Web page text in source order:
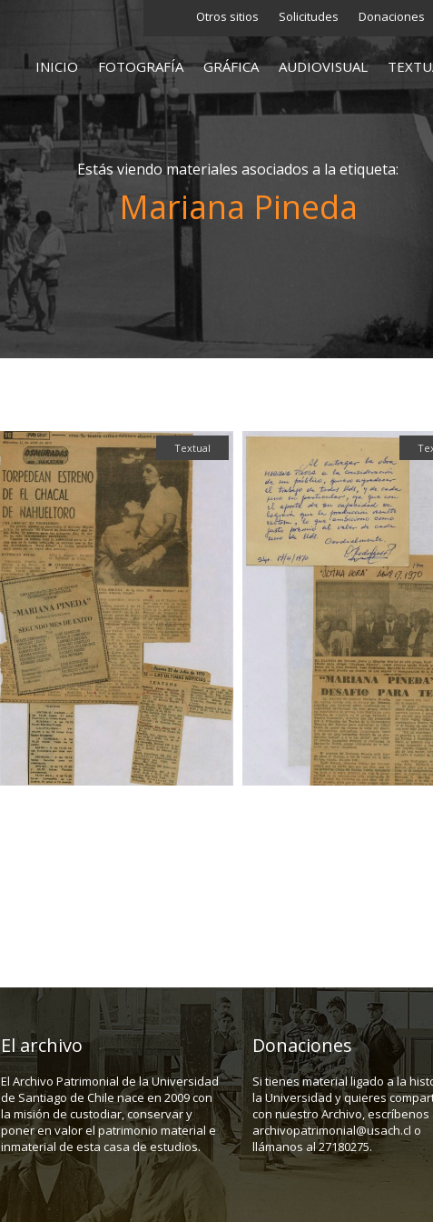
Otros sitios Solicitudes Donaciones
INICIO FOTOGRAFÍA GRÁFICA AUDIOVISUAL
Estás viendo materiales asociados a la etiqueta:
Mariana Pineda
Textual
El archivo
El Archivo Patrimonial de la Universidad
de Santiago de Chile nace en 2009 con
la misión de custodiar, conservar y
poner en valor el patrimonio material e
inmaterial de esta casa de estudios.
Donaciones
Si tienes material ligado a la
la Universidad y quieres
con nuestro Archivo, escríbenos
archivopatrimonial@usach.cl o
llámanos al 27180275.